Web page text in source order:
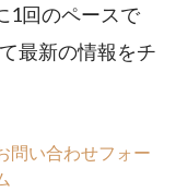
1回のペースで
最新の情報をチ
問い合わせフォー